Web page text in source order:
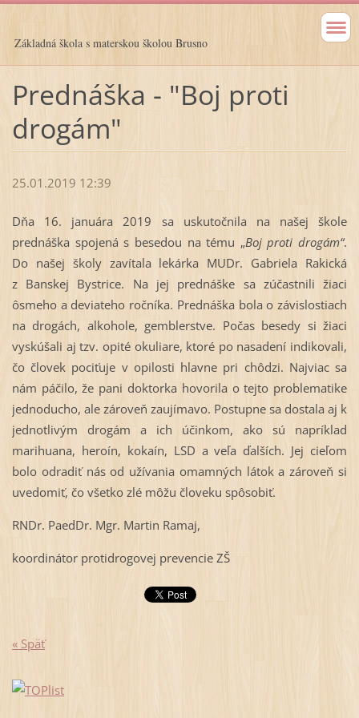
Základná škola s materskou školou Brusno
Prednáška - "Boj proti
drogám"
25.01.2019 12:39
Dňa 16. januára 2019 sa uskutočnila na našej škole
prednáška spojená s besedou na tému „Boj proti drogám“.
Do našej školy zavítala lekárka MUDr. Gabriela Rakická
z Banskej Bystrice. Na jej prednáške sa zúčastnili žiaci
ôsmeho a deviateho ročníka. Prednáška bola o závislostiach
na drogách, alkohole, gemblerstve. Počas besedy si žiaci
vyskúšali aj tzv. opité okuliare, ktoré po nasadení indikovali,
čo človek pociťuje v opilosti hlavne pri chôdzi. Najviac sa
nám páčilo, že pani doktorka hovorila o tejto problematike
jednoducho, ale zároveň zaujímavo. Postupne sa dostala aj k
jednotlivým drogám a ich účinkom, ako sú napríklad
marihuana, heroín, kokaín, LSD a veľa ďalších. Jej cieľom
bolo odradiť nás od užívania omamných látok a zároveň si
uvedomiť, čo všetko zlé môžu človeku spôsobiť.
RNDr. PaedDr. Mgr. Martin Ramaj,
koordinátor protidrogovej prevencie ZŠ
« Späť